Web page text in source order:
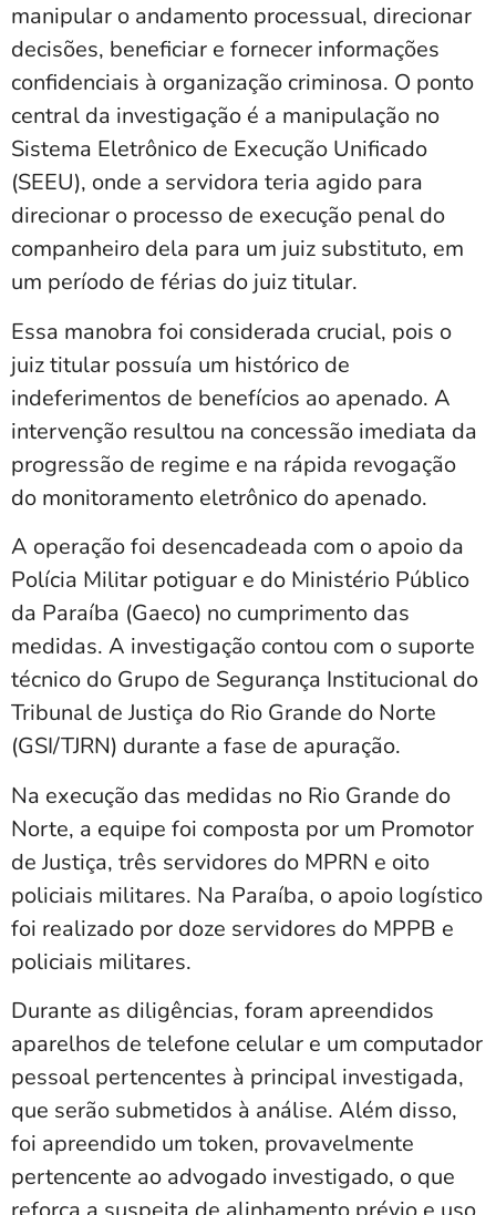
manipular o andamento processual, direcionar
decisões, beneficiar e fornecer informações
confidenciais à organização criminosa. O ponto
central da investigação é a manipulação no
Sistema Eletrônico de Execução Unificado
(SEEU), onde a servidora teria agido para
direcionar o processo de execução penal do
companheiro dela para um juiz substituto, em
um período de férias do juiz titular.
Essa manobra foi considerada crucial, pois o
juiz titular possuía um histórico de
indeferimentos de benefícios ao apenado. A
intervenção resultou na concessão imediata da
progressão de regime e na rápida revogação
do monitoramento eletrônico do apenado.
A operação foi desencadeada com o apoio da
Polícia Militar potiguar e do Ministério Público
da Paraíba (Gaeco) no cumprimento das
medidas. A investigação contou com o suporte
técnico do Grupo de Segurança Institucional do
Tribunal de Justiça do Rio Grande do Norte
(GSI/TJRN) durante a fase de apuração.
Na execução das medidas no Rio Grande do
Norte, a equipe foi composta por um Promotor
de Justiça, três servidores do MPRN e oito
policiais militares. Na Paraíba, o apoio logístico
foi realizado por doze servidores do MPPB e
policiais militares.
Durante as diligências, foram apreendidos
aparelhos de telefone celular e um computador
pessoal pertencentes à principal investigada,
que serão submetidos à análise. Além disso,
foi apreendido um token, provavelmente
pertencente ao advogado investigado, o que